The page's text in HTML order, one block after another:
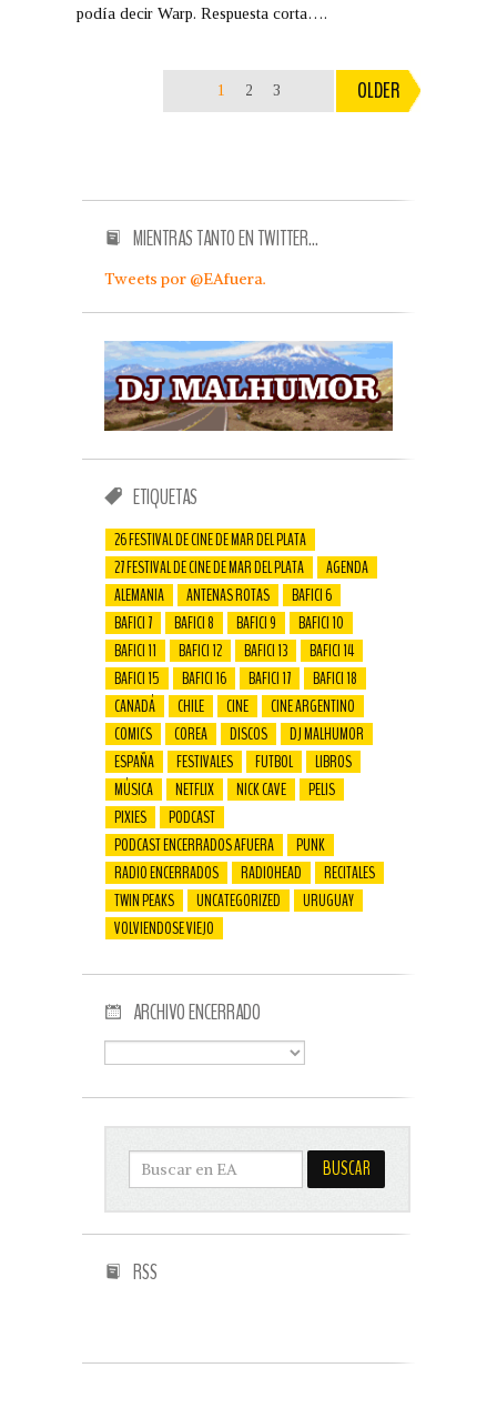
podía decir Warp. Respuesta corta….
1 2 3 OLDER
MIENTRAS TANTO EN TWITTER…
Tweets por @EAfuera.
ETIQUETAS
26 FESTIVAL DE CINE DE MAR DEL PLATA
27 FESTIVAL DE CINE DE MAR DEL PLATA
AGENDA
ALEMANIA
ANTENAS ROTAS
BAFICI 6
BAFICI 7
BAFICI 8 BAFICI 9
BAFICI 10
BAFICI 11
BAFICI 12 BAFICI 13
BAFICI 14
BAFICI 15
BAFICI 16 BAFICI 17
BAFICI 18
CANADÁ
CHILE CINE
CINE ARGENTINO
COMICS
COREA DISCOS
DJ MALHUMOR
ESPAÑA
FESTIVALES FUTBOL
LIBROS
MÚSICA
NETFLIX NICK CAVE
PELIS
PIXIES
PODCAST
PODCAST ENCERRADOS AFUERA
PUNK
RADIO ENCERRADOS
RADIOHEAD
RECITALES
TWIN PEAKS
UNCATEGORIZED
URUGUAY
VOLVIENDOSE VIEJO
ARCHIVO ENCERRADO
RSS